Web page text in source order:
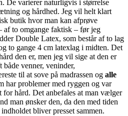
De varierer naturligvis i størrelse
og hårdhed. Jeg vil helt klart
butik hvor man kan afprøve
af to omgange faktisk – før jeg
Double Latex, som består af to lag
to gange 4 cm latexlag i midten. Det
den er, men jeg vil sige at den er
både venner, veninder,
til at sove på madrassen og alle
har problemer med ryggen og var
hård. Det anbefales at man vælger
man ønsker den, da den med tiden
bliver presset sammen.